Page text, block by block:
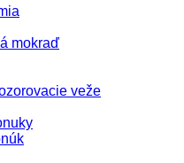
mokraď
veže